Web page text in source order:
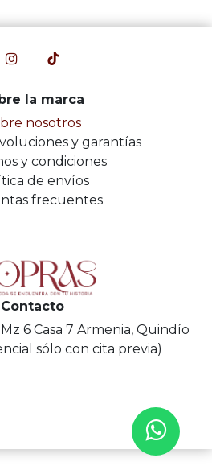
la marca
nosotros
y garantías
y condiciones
de envíos
frecuentes
Contacto
6 Casa 7 Armenia, Quindío
sólo con cita previa)